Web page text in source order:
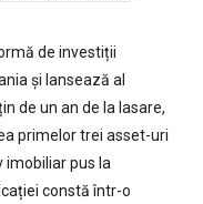
de investiții
și lansează al
de un an de la lasare,
primelor trei asset-uri
imobiliar pus la
constă într-o